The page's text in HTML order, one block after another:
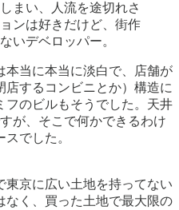
まい、人流を途切れさ
ンは好きだけど、街作
いデベロッパー。
本当に本当に淡白で、店舗が
するコンビニとか）構造に
フのビルもそうでした。天井
が、そこで何かできるわけ
でした。
京に広い土地を持ってない
なく、買った土地で最大限の